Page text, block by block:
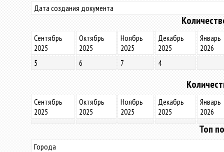
Дата создания документа
Сентябрь
2025
Октябрь
2025
Ноябрь
2025
Декабрь
2025
Январь
2026
5
6 7 4
Сентябрь
2025
Октябрь
2025
Ноябрь
2025
Декабрь
2025
Январь
2026
Топ
Города